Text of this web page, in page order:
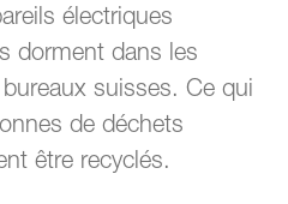
électriques
dorment dans les
suisses. Ce qui
de déchets
être recyclés.